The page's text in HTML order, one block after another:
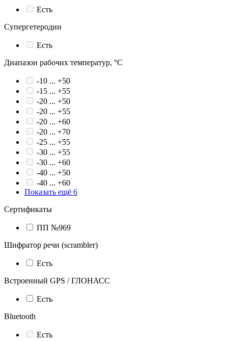
Есть
Супергетеродин
Есть
Диапазон рабочих температур, °С
-10 ... +50
-15 ... +55
-20 ... +50
-20 ... +55
-20 ... +60
-20 ... +70
-25 ... +55
-30 ... +55
-30 ... +60
-40 ... +50
-40 ... +60
Показать ещё 6
Сертификаты
ПП №969
Шифратор речи (scrambler)
Есть
Встроенный GPS / ГЛОНАСС
Есть
Bluetooth
Есть